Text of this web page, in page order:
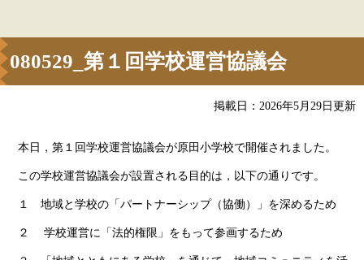
080529_第１回学校運営協議会
掲載日：2026年5月29日更新
本日，第１回学校運営協議会が原田小学校で開催されました。
この学校運営協議会が設置される目的は，以下の通りです。
１ 地域と学校の「パートナーシップ（協働）」を深めるため
２ 学校運営に「法的権限」をもって参画するため